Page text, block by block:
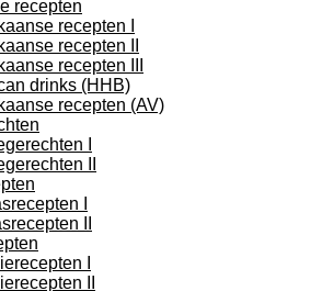
recepten
recepten I
recepten II
recepten III
drinks (HHB)
recepten (AV)
I
II
I
II
I
II